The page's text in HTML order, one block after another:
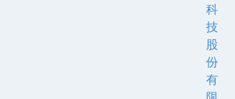
科
技
股
份
有